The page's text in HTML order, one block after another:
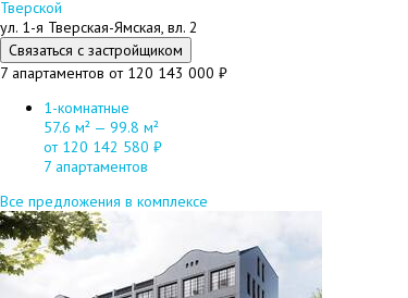
Тверской
ул. 1-я Тверская-Ямская, вл. 2
Связаться с застройщиком
7 апартаментов от 120 143 000 ₽
1-комнатные
57.6 м² — 99.8 м²
от 120 142 580 ₽
7 апартаментов
Все предложения в комплексе